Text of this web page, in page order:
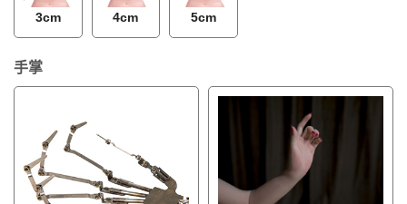
3cm 4cm 5cm
手掌